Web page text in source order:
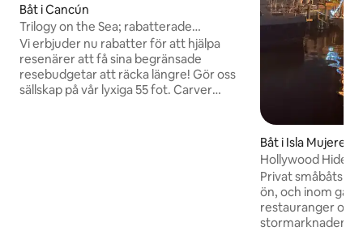
Båt i Cancún
Trilogy on the Sea; rabatterade
yachtcharters
Vi erbjuder nu rabatter för att hjälpa
resenärer att få sina begränsade
resebudgetar att räcka längre! Gör oss
sällskap på vår lyxiga 55 fot. Carver
Båt i Isla Mujeres
Hollywood
Privat
ön, och inom
restauranger och
stormarknaden.